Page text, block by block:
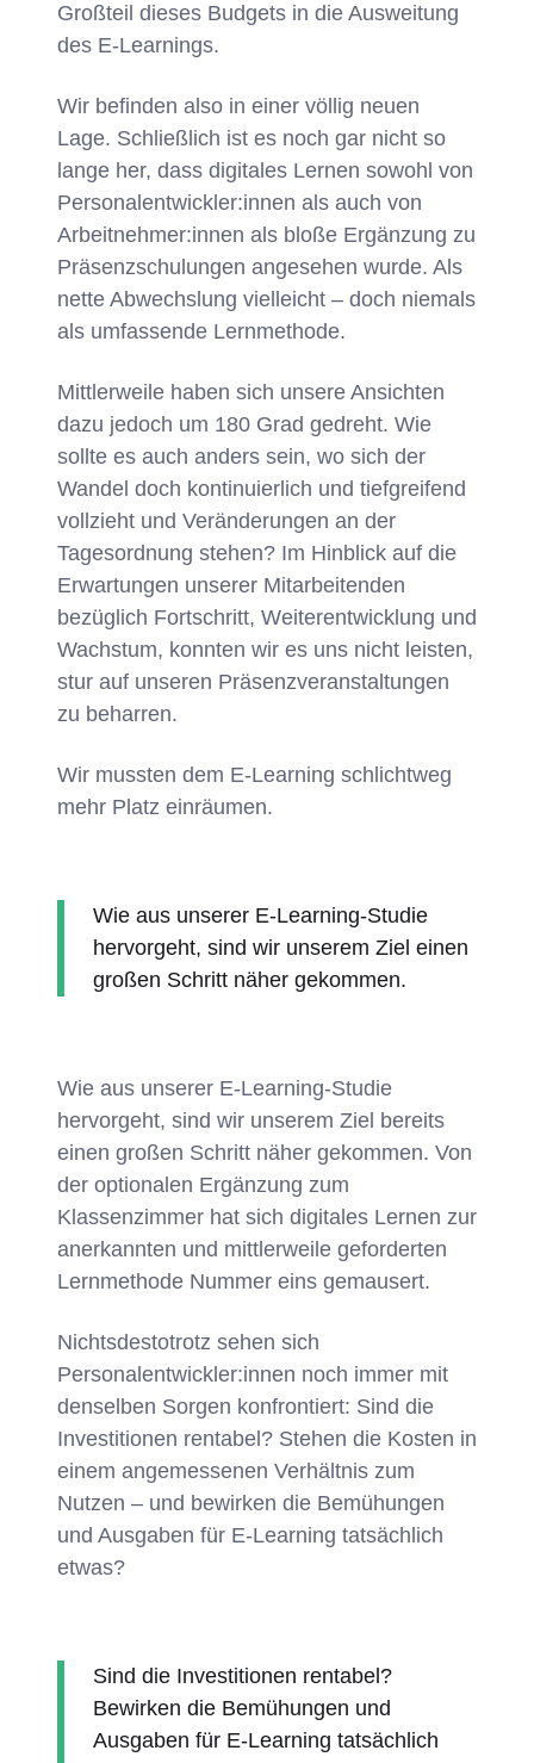
Großteil dieses Budgets in die Ausweitung
des E-Learnings.
Wir befinden also in einer völlig neuen
Lage. Schließlich ist es noch gar nicht so
lange her, dass digitales Lernen sowohl von
Personalentwickler:innen als auch von
Arbeitnehmer:innen als bloße Ergänzung zu
Präsenzschulungen angesehen wurde. Als
nette Abwechslung vielleicht – doch niemals
als umfassende Lernmethode.
Mittlerweile haben sich unsere Ansichten
dazu jedoch um 180 Grad gedreht. Wie
sollte es auch anders sein, wo sich der
Wandel doch kontinuierlich und tiefgreifend
vollzieht und Veränderungen an der
Tagesordnung stehen? Im Hinblick auf die
Erwartungen unserer Mitarbeitenden
bezüglich Fortschritt, Weiterentwicklung und
Wachstum, konnten wir es uns nicht leisten,
stur auf unseren Präsenzveranstaltungen
zu beharren.
Wir mussten dem E-Learning schlichtweg
mehr Platz einräumen.
Wie aus unserer E-Learning-Studie
hervorgeht, sind wir unserem Ziel einen
großen Schritt näher gekommen.
Wie aus unserer E-Learning-Studie
hervorgeht, sind wir unserem Ziel bereits
einen großen Schritt näher gekommen. Von
der optionalen Ergänzung zum
Klassenzimmer hat sich digitales Lernen zur
anerkannten und mittlerweile geforderten
Lernmethode Nummer eins gemausert.
Nichtsdestotrotz sehen sich
Personalentwickler:innen noch immer mit
denselben Sorgen konfrontiert: Sind die
Investitionen rentabel? Stehen die Kosten in
einem angemessenen Verhältnis zum
Nutzen – und bewirken die Bemühungen
und Ausgaben für E-Learning tatsächlich
etwas?
Sind die Investitionen rentabel?
Bewirken die Bemühungen und
Ausgaben für E-Learning tatsächlich